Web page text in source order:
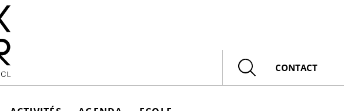
Rechercher
CONTACT